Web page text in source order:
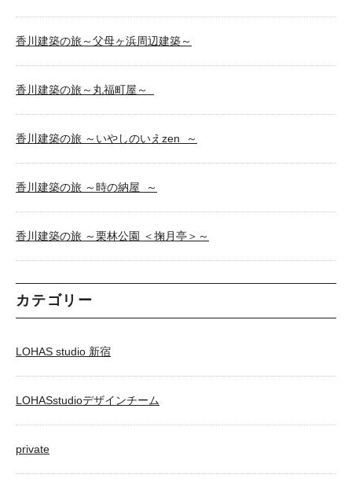
香川建築の旅～父母ヶ浜周辺建築～
香川建築の旅～丸福町屋～
香川建築の旅 ～いやしのいえzen ～
香川建築の旅 ～時の納屋 ～
香川建築の旅 ～栗林公園 ＜掬月亭＞～
カテゴリー
LOHAS studio 新宿
LOHASstudioデザインチーム
private